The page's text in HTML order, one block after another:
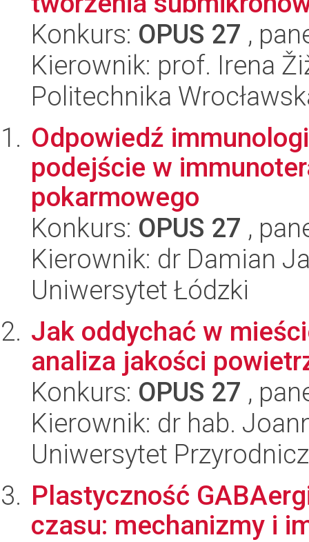
Konkurs: OPUS 27 ,
Kierownik: prof. Irena
Politechnika
Odpowiedź
podejście w
pokarmowego
Konkurs: OPUS 27 ,
Kierownik: dr Damian
Uniwersytet Łódzki
Jak oddychać w
analiza jakości
Konkurs: OPUS 27 ,
Kierownik: dr hab.
Uniwersytet
Plastyczność
czasu: mechanizmy i